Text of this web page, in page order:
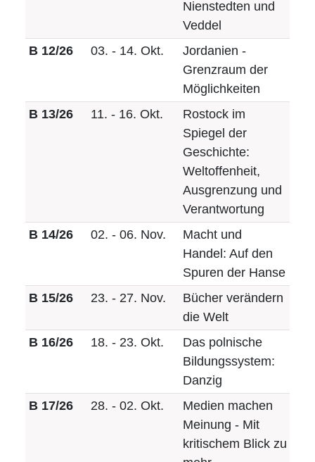
Nienstedten und
Veddel
B 12/26
03. - 14. Okt.
Jordanien -
Grenzraum der
Möglichkeiten
B 13/26
11. - 16. Okt.
Rostock im
Spiegel der
Geschichte:
Weltoffenheit,
Ausgrenzung und
Verantwortung
B 14/26
02. - 06. Nov.
Macht und
Handel: Auf den
Spuren der Hanse
B 15/26
23. - 27. Nov.
Bücher verändern
die Welt
B 16/26
18. - 23. Okt.
Das polnische
Bildungssystem:
Danzig
B 17/26
28. - 02. Okt.
Medien machen
Meinung - Mit
kritischem Blick zu